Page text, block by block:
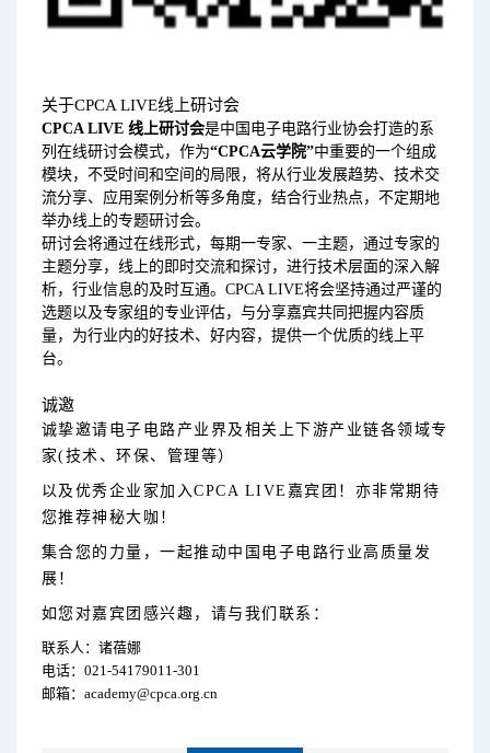
关于CPCA LIVE线上研讨会
CPCA LIVE 线上研讨会是中国电子电路行业协会打造的系
列在线研讨会模式，作为“CPCA云学院”中重要的一个组成
模块，不受时间和空间的局限 ， 将从行业发展趋势、技术交
流分享、应用案例分析等多角度，结合行业热点，不定期地
举办线上的专题研讨会。
研讨会将通过在线形式，每期一专家、一主题，通过专家的
主题分享，线上的即时交流和探讨，进行技术层面的深入解
析，行业信息的及时互通。CPCA LIVE将会坚持通过严谨的
选题以及专家组的专业评估，与分享嘉宾共同把握内容质
量，为行业内的好技术、好内容，提供一个优质的线上平
台。
诚邀
诚挚邀请电子电路产业界及相关上下游产业链各领域专
家(技术、环保、管理等）
以及优秀企业家加入CPCA LIVE嘉宾团！亦非常期待
您推荐神秘大咖！
集合您的力量，一起推动中国电子电路行业高质量发
展！
如您对嘉宾团感兴趣，请与我们联系：
联系人：诸蓓娜
电话：021-54179011-301
邮箱： academy@cpca.org.cn